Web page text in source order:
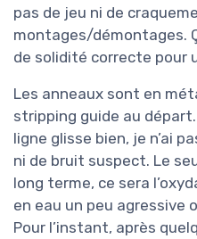
pas de jeu ni de
montages/démontages.
de solidité correcte pour
Les anneaux sont en
stripping guide au
ligne glisse bien, je n’ai
ni de bruit suspect. Le
long terme, ce sera
en eau un peu agressive
Pour l’instant, après